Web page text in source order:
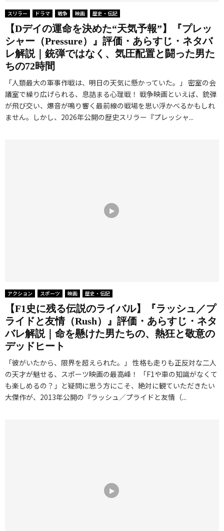
スリラー ドラマ 戦争 映画 歴史・伝記
【Dデイの運命を決めた“天気予報”】『プレッ
シャー（Pressure）』評価・あらすじ・ネタバ
レ解説｜銃弾ではなく、気圧配置と闘った男た
ちの72時間
「人類最大の軍事作戦は、明日の天気に懸かっていた。」 密室の会
議室で繰り広げられる、息詰まる心理戦！ 戦争映画といえば、銃弾
が飛び交い、爆音が鳴り響く最前線の戦場を思い浮かべるかもしれ
ません。しかし、2026年公開の歴史スリラー『プレッシャ...
アクション スポーツ 映画 歴史・伝記
【F1史に残る伝説のライバル】『ラッシュ／プ
ライドと友情（Rush）』評価・あらすじ・ネタ
バレ解説｜命を懸けた男たちの、熱狂と敬意の
デッドヒート
「彼がいたから、限界を超えられた。」 性格も走りも正反対な二人
の天才が魅せる、スポーツ映画の最高峰！ 「F1や車の知識がなくて
も楽しめるの？」と疑問に思う方にこそ、絶対に観ていただきたい
大傑作が、2013年公開の『ラッシュ／プライドと友情（...